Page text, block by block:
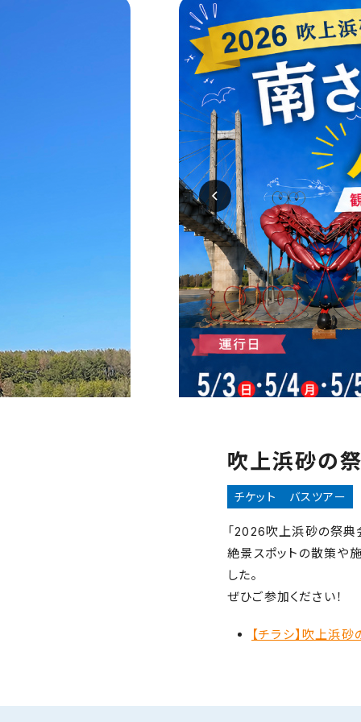
吹上浜砂の
チケット バスツアー
「2026吹上浜砂の祭典
絶景スポットの散策や
した。
ぜひご参加ください！
【チラシ】吹上浜